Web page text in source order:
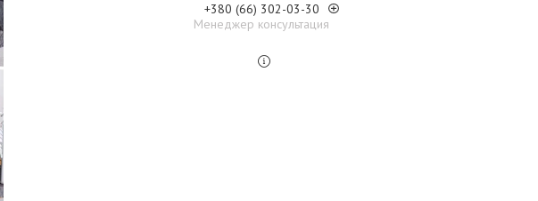
+380 (66) 302-03-30
Менеджер консультация